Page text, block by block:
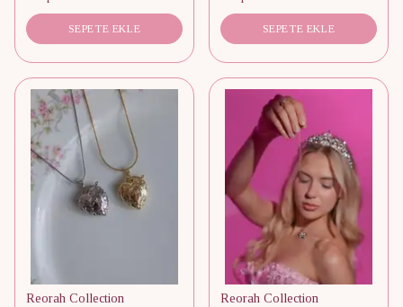
SEPETE EKLE SEPETE EKLE
Reorah Collection
Reorah Collection